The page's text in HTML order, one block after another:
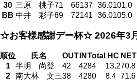
30 三原 桃子71 66137 36.0101.0
BB 中井 彩子69 72141 36.0105.0
☆お客様感謝デー杯☆ 2026年3
順位 氏名 OUT IN Total HC NET
1
半明 尚登 42 4284 13.270.8
2
南大林 文三38 4280 8.4 71.6